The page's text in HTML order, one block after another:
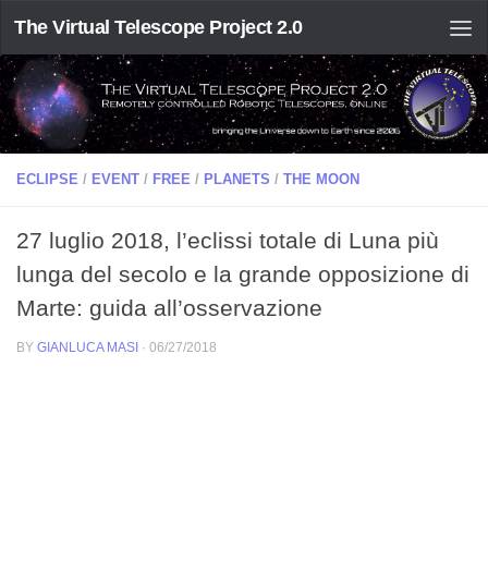
The Virtual Telescope Project 2.0
ECLIPSE / EVENT / FREE / PLANETS / THE MOON
27 luglio 2018, l’eclissi totale di Luna più
lunga del secolo e la grande opposizione di
Marte: guida all’osservazione
BY GIANLUCA MASI · 06/27/2018